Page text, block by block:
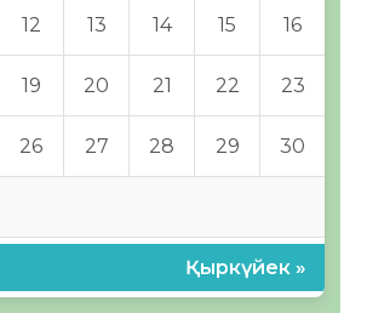
12 13 14 15 16
19 20 21 22 23
26 27 28 29 30
Қыркүйек »